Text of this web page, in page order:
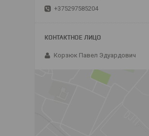
+375297585204
Корзюк Павел Эдуардович